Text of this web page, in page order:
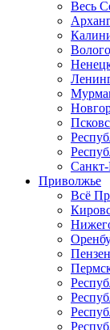
Весь
Санкт-
Приволжье
Всё